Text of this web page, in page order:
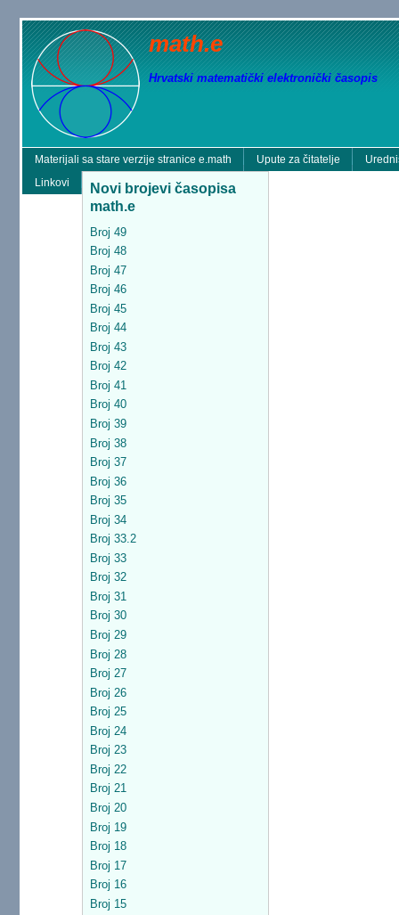
math.e
Hrvatski matematički elektronički časopis
Materijali sa stare verzije stranice e.math Upute za čitatelje
Linkovi
Novi brojevi časopisa
math.e
Broj 49
Broj 48
Broj 47
Broj 46
Broj 45
Broj 44
Broj 43
Broj 42
Broj 41
Broj 40
Broj 39
Broj 38
Broj 37
Broj 36
Broj 35
Broj 34
Broj 33.2
Broj 33
Broj 32
Broj 31
Broj 30
Broj 29
Broj 28
Broj 27
Broj 26
Broj 25
Broj 24
Broj 23
Broj 22
Broj 21
Broj 20
Broj 19
Broj 18
Broj 17
Broj 16
Broj 15